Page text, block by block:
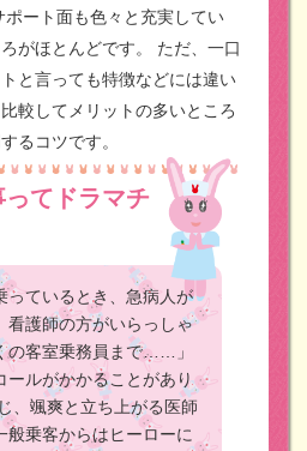
ポート面も色々と充実してい
がほとんどです。
ただ、一口
と言っても特徴などには違い
較してメリットの多いところ
るコツです。
てドラマチ
っているとき、急病人が
看護師の方がいらっしゃ
の客室乗務員まで……」
ールがかかることがあり
、颯爽と立ち上がる医師
般乗客からはヒーローに